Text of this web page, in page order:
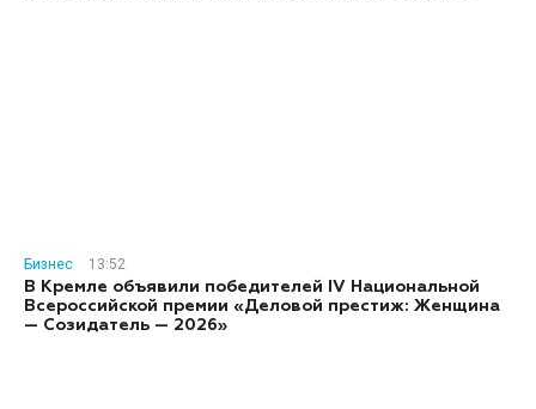
Бизнес
13:52
В Кремле объявили победителей IV Национальной
Всероссийской премии «Деловой престиж: Женщина
— Созидатель — 2026»